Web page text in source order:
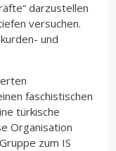
darzustellen
versuchen.
und
faschistischen
türkische
Organisation
zum IS